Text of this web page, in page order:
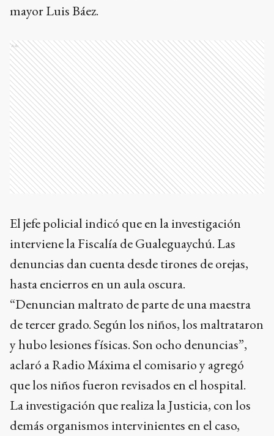
mayor Luis Báez.
Ads
El jefe policial indicó que en la investigación
interviene la Fiscalía de Gualeguaychú. Las
denuncias dan cuenta desde tirones de orejas,
hasta encierros en un aula oscura.
“Denuncian maltrato de parte de una maestra
de tercer grado. Según los niños, los maltrataron
y hubo lesiones físicas. Son ocho denuncias”,
aclaró a Radio Máxima el comisario y agregó
que los niños fueron revisados en el hospital.
La investigación que realiza la Justicia, con los
demás organismos intervinientes en el caso,